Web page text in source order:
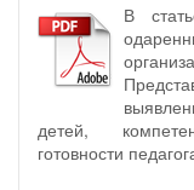
В
детей,
готовности